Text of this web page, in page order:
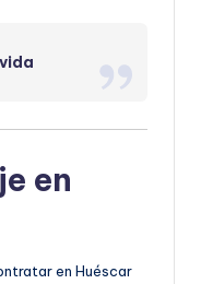
en
en Huéscar